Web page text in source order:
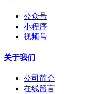
公众号
小程序
视频号
关于我们
公司简介
在线留言